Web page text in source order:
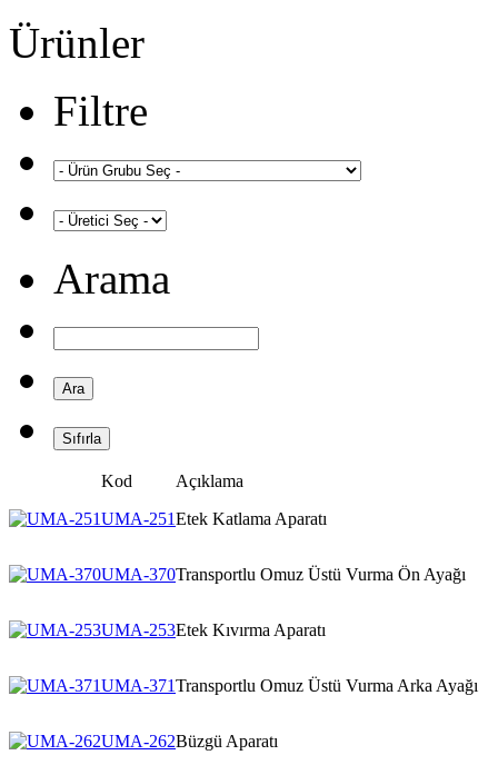
Ürünler
Filtre
Arama
Kod
Açıklama
UMA-251Etek Katlama Aparatı
UMA-370Transportlu Omuz Üstü Vurma Ön Ayağı
UMA-253Etek Kıvırma Aparatı
UMA-371Transportlu Omuz Üstü Vurma Arka Ayağı
UMA-262Büzgü Aparatı